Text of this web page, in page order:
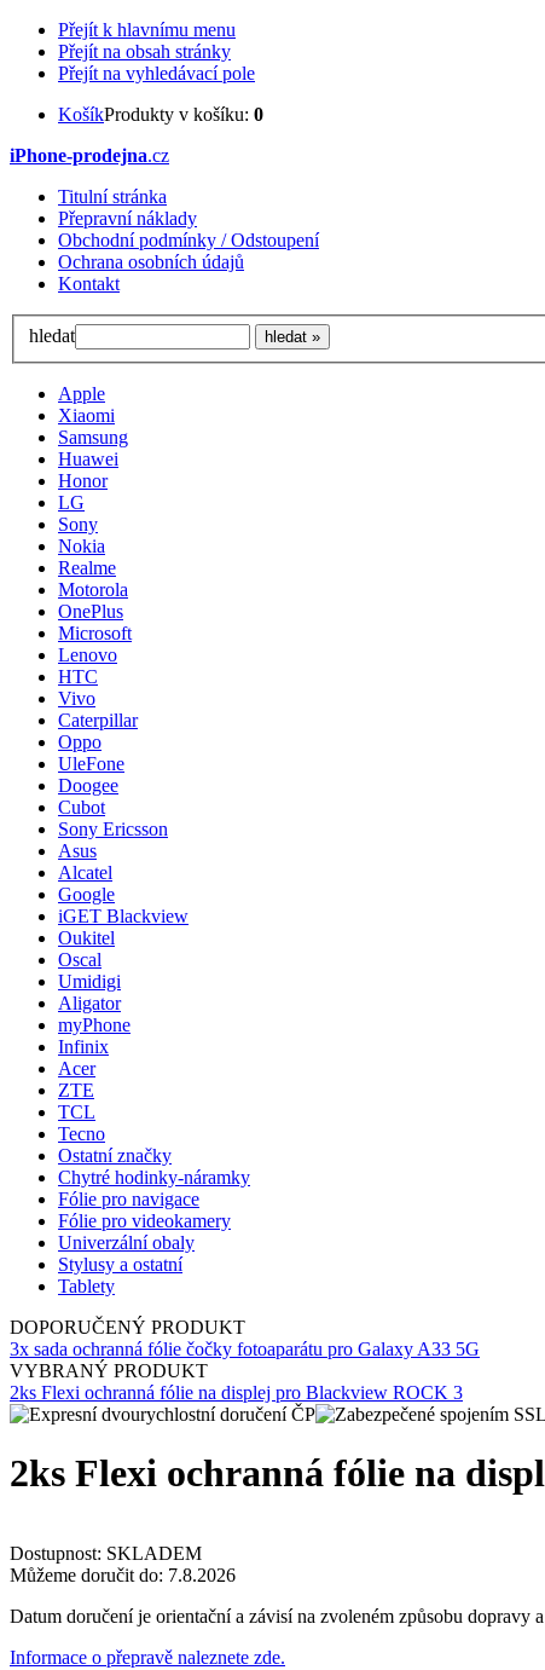
Přejít k hlavnímu menu
Přejít na obsah stránky
Přejít na vyhledávací pole
KošíkProdukty v košíku: 0
iPhone-prodejna.cz
Titulní stránka
Přepravní náklady
Obchodní podmínky / Odstoupení
Ochrana osobních údajů
Kontakt
hledat
Apple
Xiaomi
Samsung
Huawei
Honor
LG
Sony
Nokia
Realme
Motorola
OnePlus
Microsoft
Lenovo
HTC
Vivo
Caterpillar
Oppo
UleFone
Doogee
Cubot
Sony Ericsson
Asus
Alcatel
Google
iGET Blackview
Oukitel
Oscal
Umidigi
Aligator
myPhone
Infinix
Acer
ZTE
TCL
Tecno
Ostatní značky
Chytré hodinky-náramky
Fólie pro navigace
Fólie pro videokamery
Univerzální obaly
Stylusy a ostatní
Tablety
DOPORUČENÝ PRODUKT
3x sada ochranná fólie čočky fotoaparátu pro Galaxy A33 5G
VYBRANÝ PRODUKT
2ks Flexi ochranná fólie na displej pro Blackview ROCK 3
2ks Flexi ochranná fólie na
Dostupnost: SKLADEM
Můžeme doručit do: 7.8.2026
Datum doručení je orientační a závisí na zvoleném způsobu dopravy
Informace o přepravě naleznete zde.